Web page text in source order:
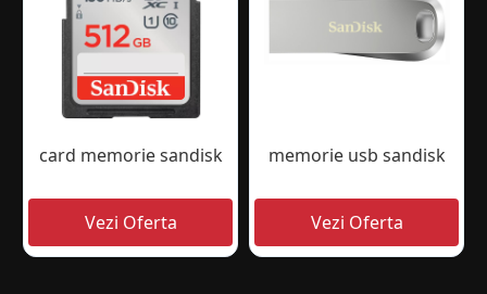
card memorie sandisk memorie usb sandisk